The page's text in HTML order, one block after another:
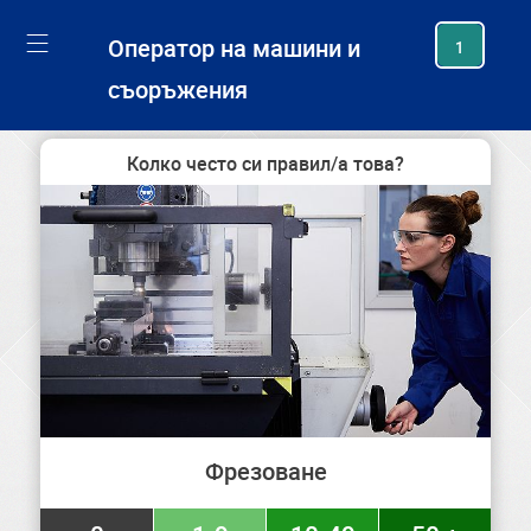
Оператор на машини и
съоръжения
1
Колко често си правил/а това?
Фрезоване